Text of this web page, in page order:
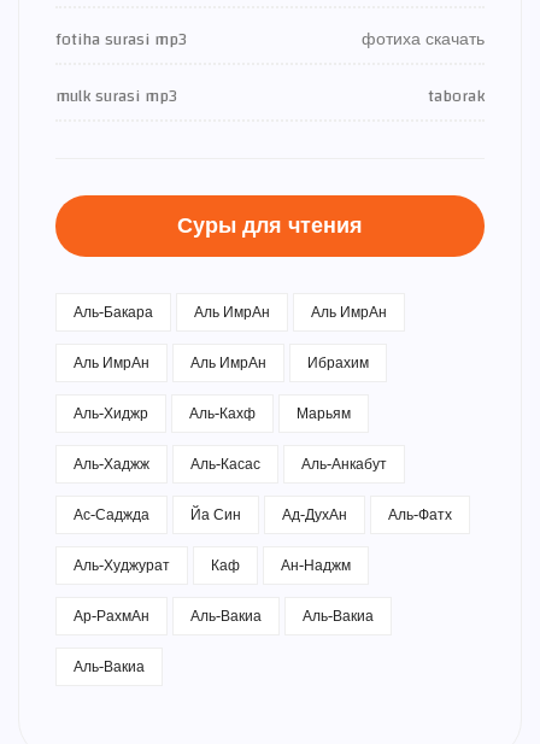
fotiha surasi mp3
фотиха скачать
mulk surasi mp3
taborak
Суры для чтения
Аль-Бакара Аль ИмрАн
Аль ИмрАн
Аль ИмрАн
Аль ИмрАн
Ибрахим
Аль-Хиджр
Аль-Кахф
Марьям
Аль-Хаджж
Аль-Касас
Аль-Анкабут
Ас-Саджда
Йа Син Ад-ДухАн
Аль-Фатх
Аль-Худжурат
Каф
Ан-Наджм
Ар-РахмАн
Аль-Вакиа
Аль-Вакиа
Аль-Вакиа